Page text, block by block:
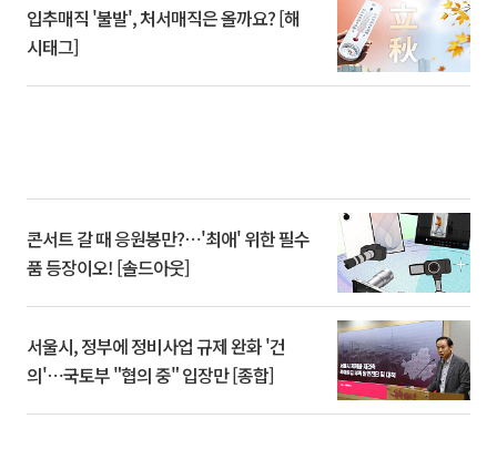
입추매직 '불발', 처서매직은 올까요? [해
시태그]
콘서트 갈 때 응원봉만?⋯'최애' 위한 필수
품 등장이오! [솔드아웃]
서울시, 정부에 정비사업 규제 완화 '건
의'⋯국토부 "협의 중" 입장만 [종합]